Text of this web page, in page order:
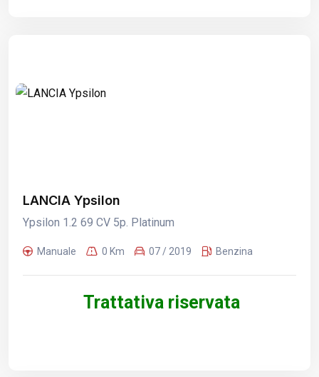
LANCIA Ypsilon
Ypsilon 1.2 69 CV 5p. Platinum
Manuale 0 Km 07 / 2019 Benzina
Trattativa riservata